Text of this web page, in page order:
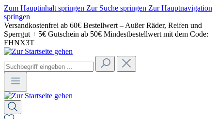
Zum Hauptinhalt springen Zur Suche springen Zur Hauptnavigation
springen
Versandkostenfrei ab 60€ Bestellwert – Außer Räder, Reifen und
Sperrgut + 5€ Gutschein ab 50€ Mindestbestellwert mit dem Code:
FHNX3T